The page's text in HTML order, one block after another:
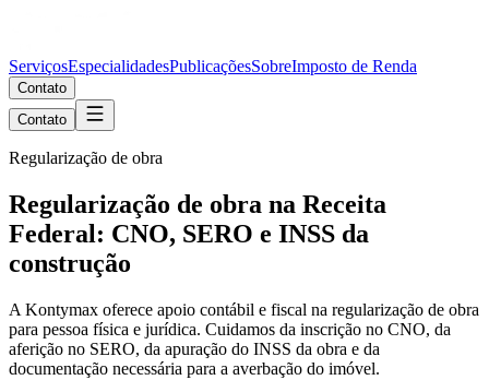
ServiçosEspecialidadesPublicaçõesSobreImposto de Renda
Contato
Contato
Regularização de obra
Regularização de obra na Receita
Federal: CNO, SERO e INSS da
construção
A Kontymax oferece apoio contábil e fiscal na regularização de obra
para pessoa física e jurídica. Cuidamos da inscrição no CNO, da
aferição no SERO, da apuração do INSS da obra e da
documentação necessária para a averbação do imóvel.